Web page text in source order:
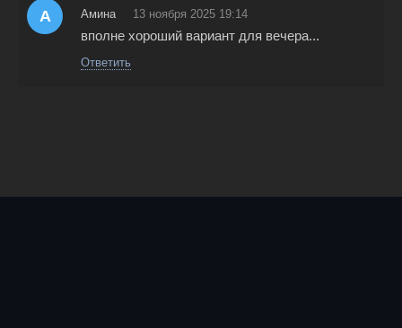
А Амина 13 ноября 2025 19:14
вполне хороший вариант для вечера...
Ответить